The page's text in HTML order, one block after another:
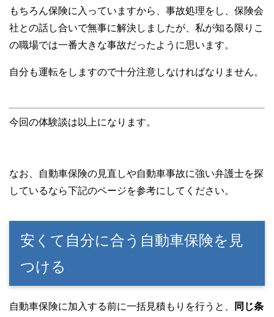
もちろん保険に入っていますから、事故処理をし、保険会
社との話し合いで無事に解決しましたが、私が知る限りこ
の職場では一番大きな事故だったように思います。
自分も運転をしますので十分注意しなければなりません。
今回の体験談は以上になります。
なお、自動車保険の見直しや自動車事故に強い弁護士を探
しているなら下記のページを参考にしてください。
安くて自分に合う自動車保険を見
つける
自動車保険に加入する前に一括見積もりを行うと、
同じ条